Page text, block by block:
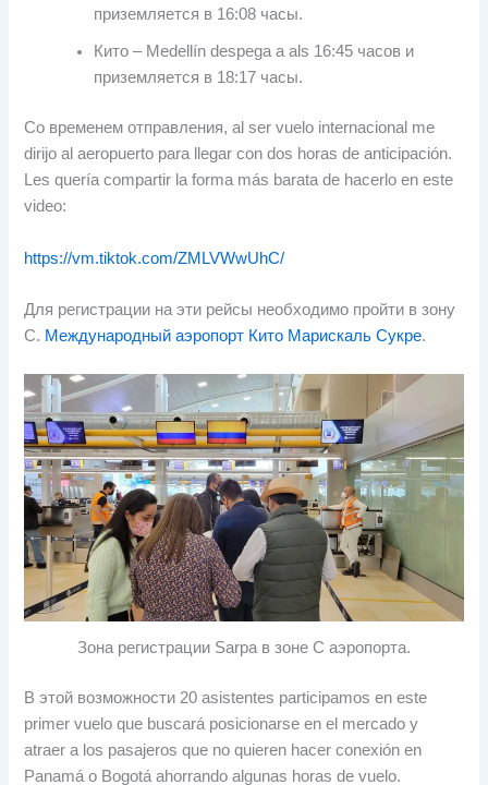
приземляется в 16:08 часы.
Кито – Medellín despega a als 16:45 часов и
приземляется в 18:17 часы.
Со временем отправления,al ser vuelo internacional me
dirijo al aeropuerto para llegar con dos horas de anticipación.
Les quería compartir la forma más barata de hacerlo en este
video:
https://vm.tiktok.com/ZMLVWwUhC/
Для регистрации на эти рейсы необходимо пройти в зону
C. Международный аэропорт Кито Марискаль Сукре.
Зона регистрации Sarpa в зоне C аэропорта.
В этой возможности 20asistentes participamos en este
primer vuelo que buscará posicionarse en el mercado y
atraer a los pasajeros que no quieren hacer conexión en
Panamá o Bogotá ahorrando algunas horas de vuelo.